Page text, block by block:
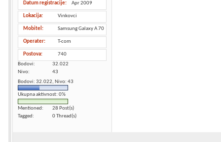
Datum registracije Apr 2009
Lokacija Vinkovci
Mobitel Samsung Galaxy A 70
Operater T-com
Postova
740
Bodovi
32.022
Nivo
43
Bodovi: 32.022, Nivo: 43
Ukupna aktivnost: 0%
Mentioned
28 Post(s)
Tagged
0 Thread(s)